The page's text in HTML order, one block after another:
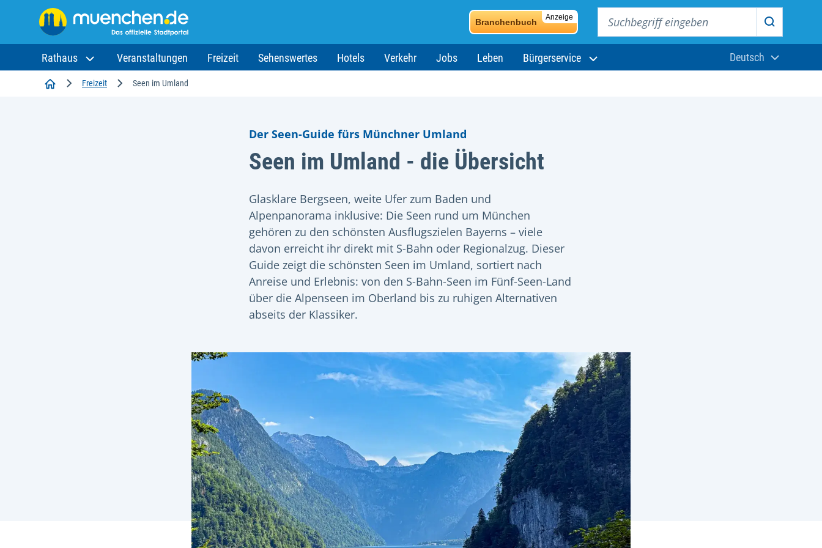
Anzeige
Branchenbuch
Suchen
Rathaus Veranstaltungen Freizeit Sehenswertes Hotels Verkehr Jobs Leben Bürgerservice
Aktuelle
Deutsch
StartseiteFreizeit Seen im Umland
Der Seen-Guide fürs Münchner Umland
Seen im Umland - die Übersicht
Glasklare Bergseen, weite Ufer zum Baden und
Alpenpanorama inklusive: Die Seen rund um München
gehören zu den schönsten Ausflugszielen Bayerns – viele
davon erreicht ihr direkt mit S-Bahn oder Regionalzug. Dieser
Guide zeigt die schönsten Seen im Umland, sortiert nach
Anreise und Erlebnis: von den S-Bahn-Seen im Fünf-Seen-Land
über die Alpenseen im Oberland bis zu ruhigen Alternativen
abseits der Klassiker.